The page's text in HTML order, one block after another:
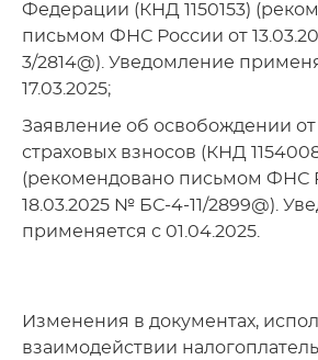
Федерации (КНД 1150153)
письмом ФНС России от
3/2814@). Уведомление
17.03.2025;
Заявление об освобождении от
страховых взносов (КНД
(рекомендовано письмом ФНС
18.03.2025 № БС-4-11/2899@).
применяется с 01.04.2025.
Изменения в документах,
взаимодействии